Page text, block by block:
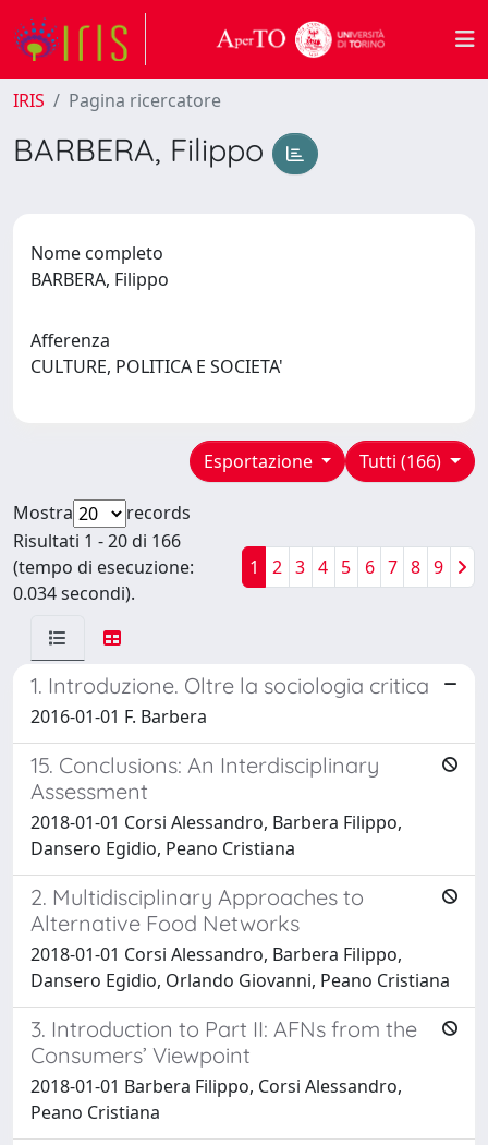
IRIS Pagina ricercatore
BARBERA, Filippo
Nome completo
BARBERA, Filippo
Afferenza
CULTURE, POLITICA E SOCIETA'
Tutti (166)
Esportazione
Mostra
records
Risultati 1 - 20 di 166
(tempo di esecuzione:
0.034 secondi).
1 2 3 4 5 6 7 8 9
1. Introduzione. Oltre la sociologia critica
2016-01-01 F. Barbera
15. Conclusions: An Interdisciplinary
Assessment
2018-01-01 Corsi Alessandro, Barbera Filippo,
Dansero Egidio, Peano Cristiana
2. Multidisciplinary Approaches to
Alternative Food Networks
2018-01-01 Corsi Alessandro, Barbera Filippo,
Dansero Egidio, Orlando Giovanni, Peano Cristiana
3. Introduction to Part II: AFNs from the
Consumers’ Viewpoint
2018-01-01 Barbera Filippo, Corsi Alessandro,
Peano Cristiana